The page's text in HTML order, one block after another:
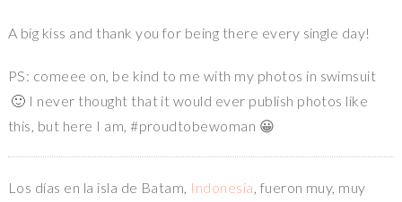
A big kiss and thank you for being there every single day!
PS: comeee on, be kind to me with my photos in swimsuit
🙂 I never thought that it would ever publish photos like
this, but here I am, #proudtobewoman 😀
Los días en la isla de Batam, Indonesia , fueron muy, muy